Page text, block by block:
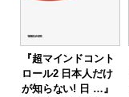
『超マインドコント
ロール2 日本人だけ
が知らない! 日 …』